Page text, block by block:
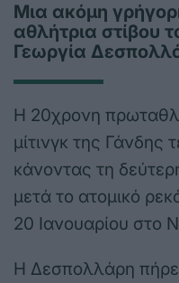
Μια ακόμη
αθλήτρια στίβου
Γεωργία
Η 20χρονη
μίτινγκ της Γάνδης
κάνοντας τη
μετά το ατομικό
20 Ιανουαρίου στο
Η Δεσπολλάρη